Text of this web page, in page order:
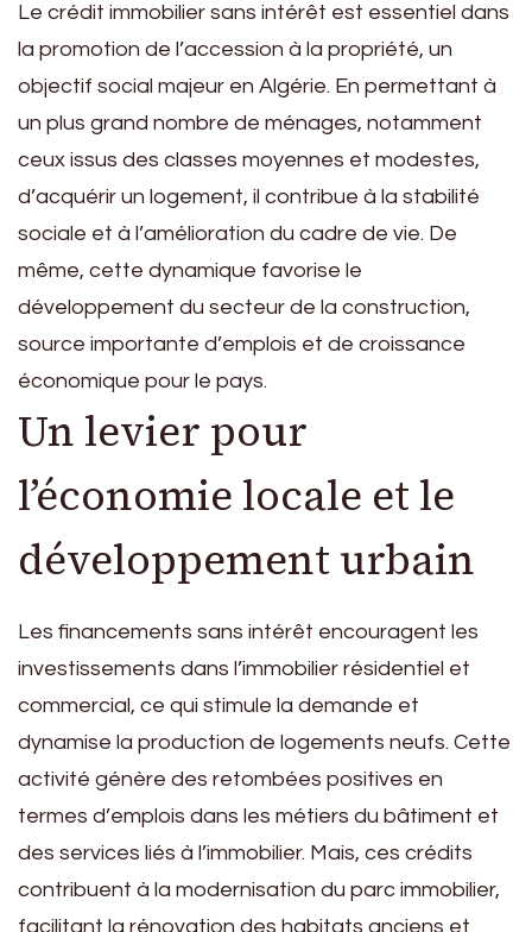
Le crédit immobilier sans intérêt est essentiel dans
la promotion de l’accession à la propriété, un
objectif social majeur en Algérie. En permettant à
un plus grand nombre de ménages, notamment
ceux issus des classes moyennes et modestes,
d’acquérir un logement, il contribue à la stabilité
sociale et à l’amélioration du cadre de vie. De
même, cette dynamique favorise le
développement du secteur de la construction,
source importante d’emplois et de croissance
économique pour le pays.
Un levier pour
l’économie locale et le
développement urbain
Les financements sans intérêt encouragent les
investissements dans l’immobilier résidentiel et
commercial, ce qui stimule la demande et
dynamise la production de logements neufs. Cette
activité génère des retombées positives en
termes d’emplois dans les métiers du bâtiment et
des services liés à l’immobilier. Mais, ces crédits
contribuent à la modernisation du parc immobilier,
facilitant la rénovation des habitats anciens et